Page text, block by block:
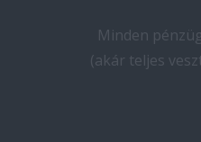
Minden
(akár teljes